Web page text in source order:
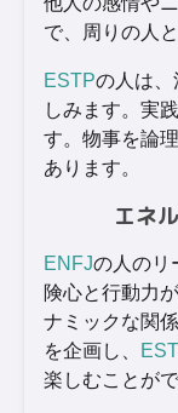
で、周りの人
ESTPの人は、
しみます。実
す。物事を論
あります。
エネ
ENFJの人のリ
険心と行動力
ナミックな関
を企画し、
楽しむことがで